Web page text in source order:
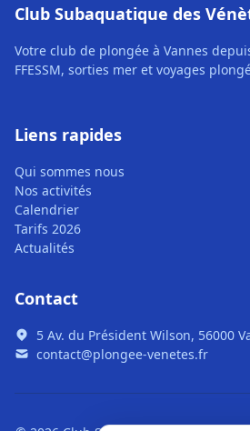
Club Subaquatique des
Votre club de plongée à Vannes
FFESSM, sorties mer et voyages
Liens rapides
Qui sommes nous
Nos activités
Calendrier
Tarifs 2026
Actualités
Contact
5 Av. du Président Wilson, 56000
contact@plongee-venetes.fr